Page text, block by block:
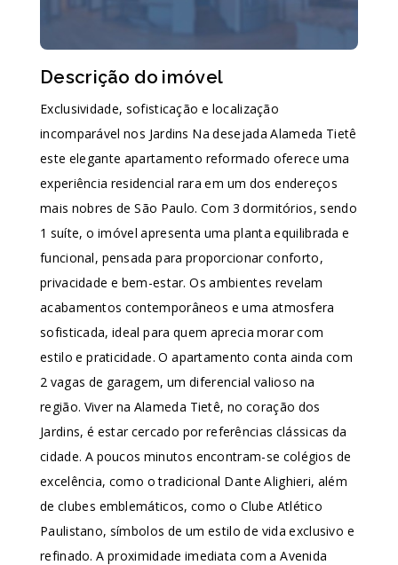
Descrição do imóvel
Exclusividade, sofisticação e localização
incomparável nos Jardins Na desejada Alameda Tietê
este elegante apartamento reformado oferece uma
experiência residencial rara em um dos endereços
mais nobres de São Paulo. Com 3 dormitórios, sendo
1 suíte, o imóvel apresenta uma planta equilibrada e
funcional, pensada para proporcionar conforto,
privacidade e bem-estar. Os ambientes revelam
acabamentos contemporâneos e uma atmosfera
sofisticada, ideal para quem aprecia morar com
estilo e praticidade. O apartamento conta ainda com
2 vagas de garagem, um diferencial valioso na
região. Viver na Alameda Tietê, no coração dos
Jardins, é estar cercado por referências clássicas da
cidade. A poucos minutos encontram-se colégios de
excelência, como o tradicional Dante Alighieri, além
de clubes emblemáticos, como o Clube Atlético
Paulistano, símbolos de um estilo de vida exclusivo e
refinado. A proximidade imediata com a Avenida